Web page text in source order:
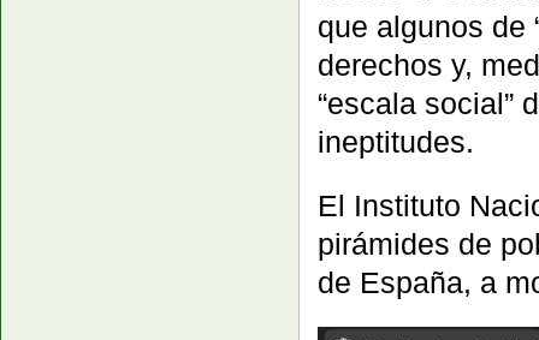
que algunos de
derechos y,
“escala social”
ineptitudes.
El Instituto
pirámides de
de España, a